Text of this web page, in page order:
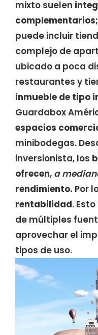
mixto suelen
complementarios;
puede incluir
complejo de
ubicado a poca
restaurantes y
inmueble de tipo
Guardabox
espacios
minibodegas.
inversionista, los
ofrecen, a
rendimiento. Por
rentabilidad.
de múltiples
aprovechar el
tipos de uso.